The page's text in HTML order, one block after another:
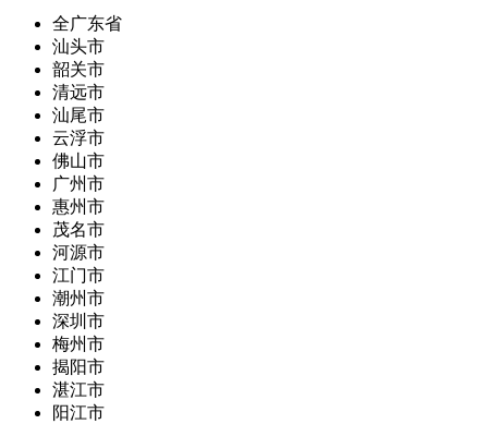
全广东省
汕头市
韶关市
清远市
汕尾市
云浮市
佛山市
广州市
惠州市
茂名市
河源市
江门市
潮州市
深圳市
梅州市
揭阳市
湛江市
阳江市